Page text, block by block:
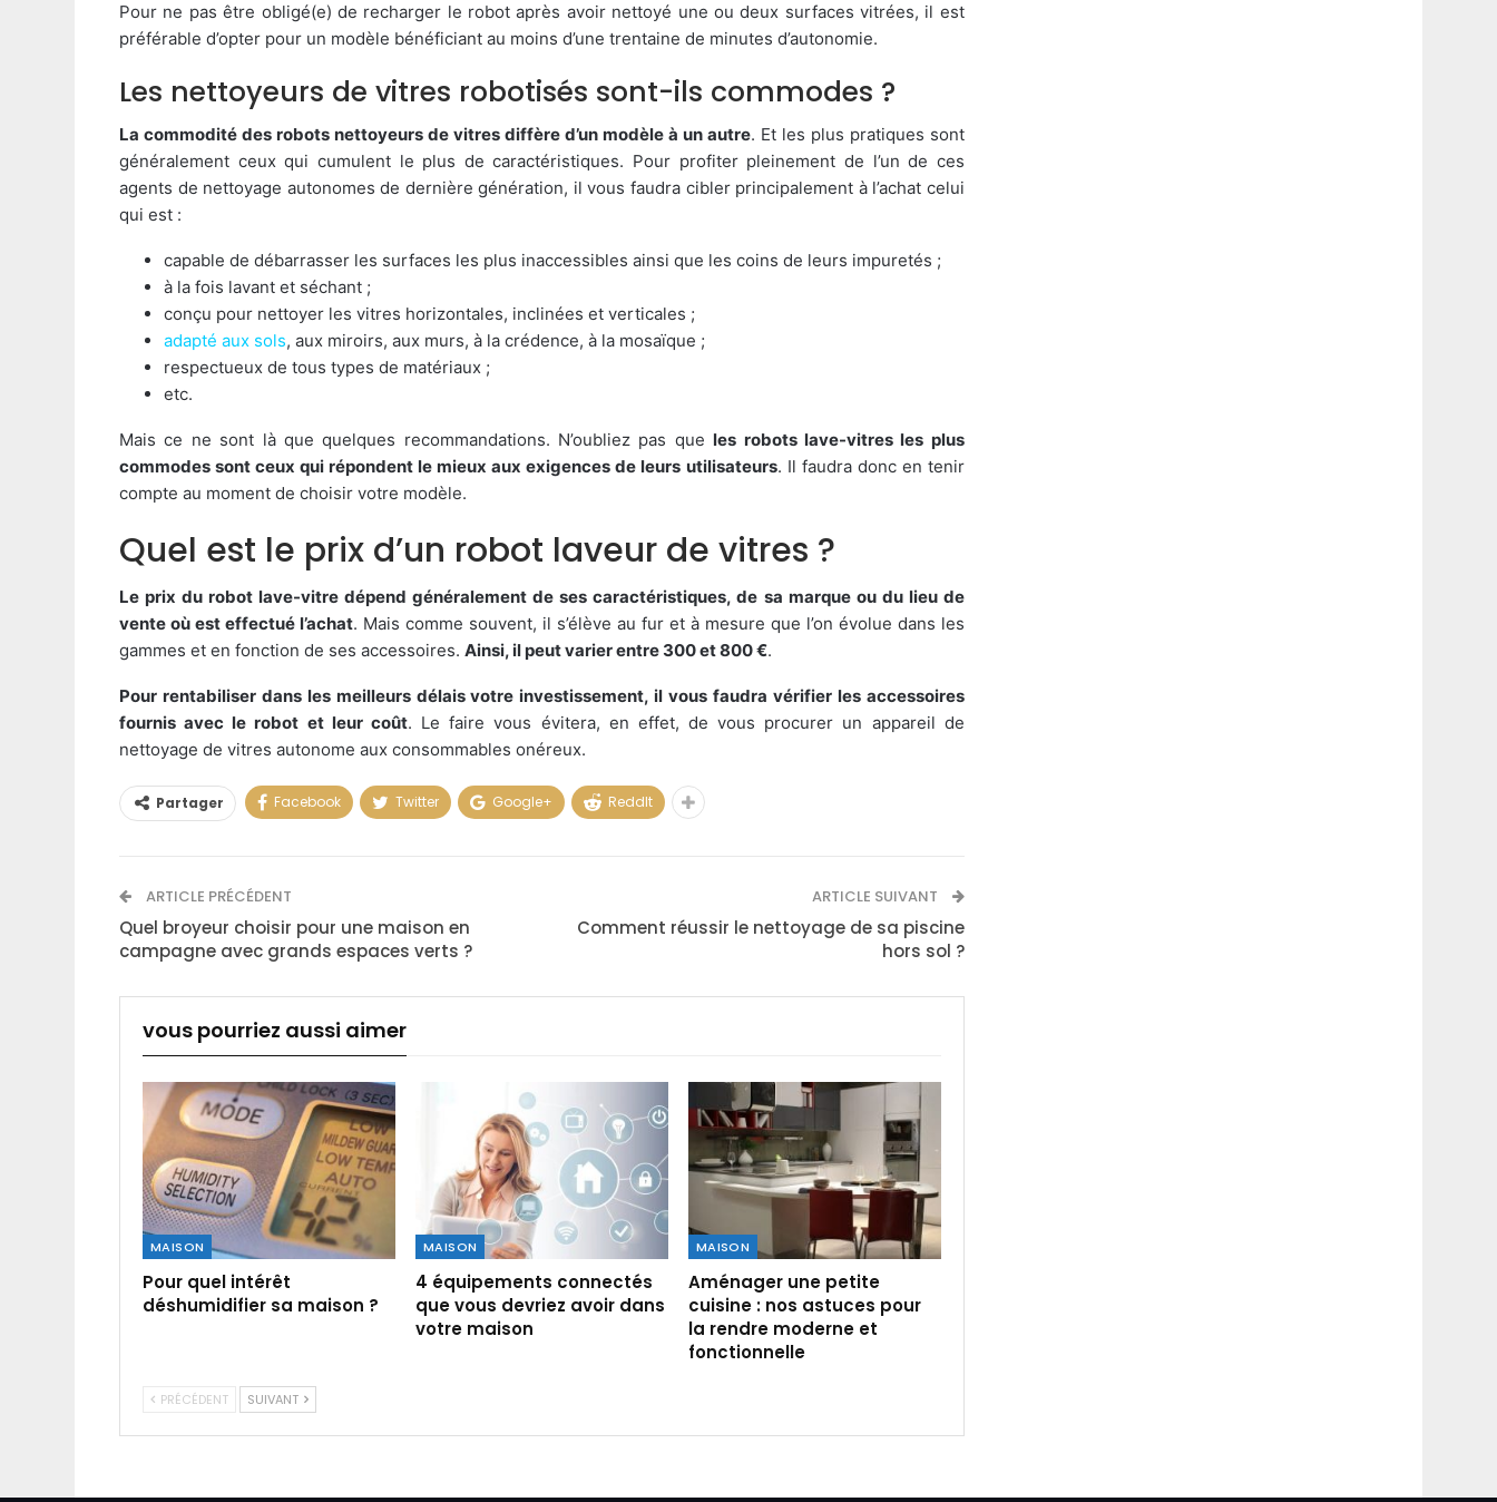
Pour ne pas être obligé(e) de recharger le robot après avoir nettoyé une ou deux surfaces vitrées, il est
préférable d’opter pour un modèle bénéficiant au moins d’une trentaine de minutes d’autonomie.
Les nettoyeurs de vitres robotisés sont-ils commodes ?
La commodité des robots nettoyeurs de vitres diffère d’un modèle à un autre. Et les plus pratiques sont
généralement ceux qui cumulent le plus de caractéristiques. Pour profiter pleinement de l’un de ces
agents de nettoyage autonomes de dernière génération, il vous faudra cibler principalement à l’achat celui
qui est :
capable de débarrasser les surfaces les plus inaccessibles ainsi que les coins de leurs impuretés ;
à la fois lavant et séchant ;
conçu pour nettoyer les vitres horizontales, inclinées et verticales ;
adapté aux sols, aux miroirs, aux murs, à la crédence, à la mosaïque ;
respectueux de tous types de matériaux ;
etc.
Mais ce ne sont là que quelques recommandations. N’oubliez pas que les robots lave-vitres les plus
commodes sont ceux qui répondent le mieux aux exigences de leurs utilisateurs. Il faudra donc en tenir
compte au moment de choisir votre modèle.
Quel est le prix d’un robot laveur de vitres ?
Le prix du robot lave-vitre dépend généralement de ses caractéristiques, de sa marque ou du lieu de
vente où est effectué l’achat. Mais comme souvent, il s’élève au fur et à mesure que l’on évolue dans les
gammes et en fonction de ses accessoires. Ainsi, il peut varier entre 300 et 800 €.
Pour rentabiliser dans les meilleurs délais votre investissement, il vous faudra vérifier les accessoires
fournis avec le robot et leur coût. Le faire vous évitera, en effet, de vous procurer un appareil de
nettoyage de vitres autonome aux consommables onéreux.
Partager Facebook Twitter Google+ ReddIt
ARTICLE PRÉCÉDENT
Quel broyeur choisir pour une maison en
campagne avec grands espaces verts ?
ARTICLE SUIVANT
Comment réussir le nettoyage de sa piscine
hors sol ?
vous pourriez aussi aimer
MAISON
Pour quel intérêt
déshumidifier sa maison ?
MAISON
4 équipements connectés
que vous devriez avoir dans
votre maison
MAISON
Aménager une petite
cuisine : nos astuces pour
la rendre moderne et
fonctionnelle
PRÉCÉDENT SUIVANT